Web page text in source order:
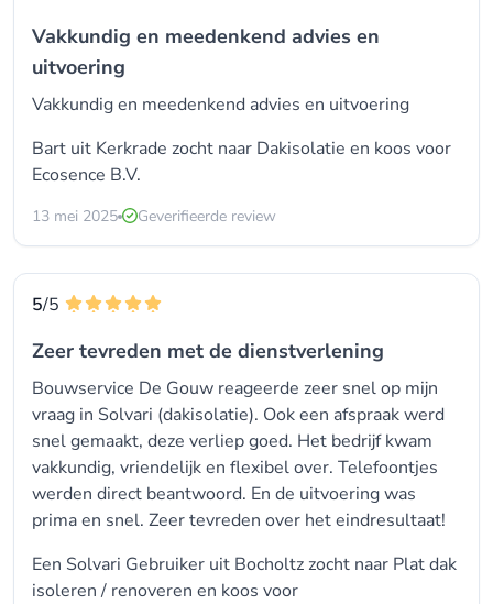
Vakkundig en meedenkend advies en
uitvoering
Vakkundig en meedenkend advies en uitvoering
Bart uit Kerkrade zocht naar Dakisolatie en koos voor
Ecosence B.V.
13 mei 2025 Geverifieerde review
5/5
Zeer tevreden met de dienstverlening
Bouwservice De Gouw reageerde zeer snel op mijn
vraag in Solvari (dakisolatie). Ook een afspraak werd
snel gemaakt, deze verliep goed. Het bedrijf kwam
vakkundig, vriendelijk en flexibel over. Telefoontjes
werden direct beantwoord. En de uitvoering was
prima en snel. Zeer tevreden over het eindresultaat!
Een Solvari Gebruiker uit Bocholtz zocht naar Plat dak
isoleren / renoveren en koos voor